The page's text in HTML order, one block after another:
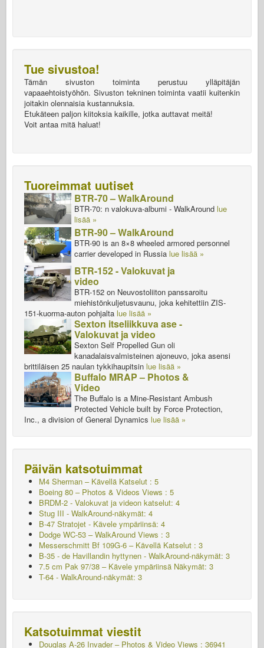
Tue sivustoa!
Tämän sivuston toiminta perustuu ylläpitäjän
vapaaehtoistyöhön. Sivuston tekninen toiminta vaatii kuitenkin
joitakin olennaisia kustannuksia.
Etukäteen paljon kiitoksia kaikille, jotka auttavat meitä!
Voit antaa mitä haluat!
Tuoreimmat uutiset
BTR-70 – WalkAround
BTR-70: n valokuva-albumi - WalkAround lue
lisää »
BTR-90 – WalkAround
BTR-90 is an 8×8 wheeled armored personnel
carrier developed in Russia lue lisää »
BTR-152 - Valokuvat ja
video
BTR-152 on Neuvostoliiton panssaroitu
miehistönkuljetusvaunu, joka kehitettiin ZIS-
151-kuorma-auton pohjalta lue lisää »
Sexton itseliikkuva ase -
Valokuvat ja video
Sexton Self Propelled Gun oli
kanadalaisvalmisteinen ajoneuvo, joka asensi
brittiläisen 25 naulan tykkihaupitsin lue lisää »
Buffalo MRAP – Photos &
Video
The Buffalo is a Mine-Resistant Ambush
Protected Vehicle built by Force Protection,
Inc., a division of General Dynamics lue lisää »
Päivän katsotuimmat
M4 Sherman – Kävellä Katselut : 5
Boeing 80 – Photos & Videos Views : 5
BRDM-2 - Valokuvat ja videon katselut: 4
Stug III - WalkAround-näkymät: 4
B-47 Stratojet - Kävele ympäriinsä: 4
Dodge WC-53 – WalkAround Views : 3
Messerschmitt Bf 109G-6 – Kävellä Katselut : 3
B-35 - de Havillandin hyttynen - WalkAround-näkymät: 3
7.5 cm Pak 97/38 – Kävele ympäriinsä Näkymät: 3
T-64 - WalkAround-näkymät: 3
Katsotuimmat viestit
Douglas A-26 Invader – Photos & Video Views : 36941